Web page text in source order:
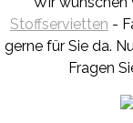
Stoffservietten -
gerne für Sie da.
Fragen